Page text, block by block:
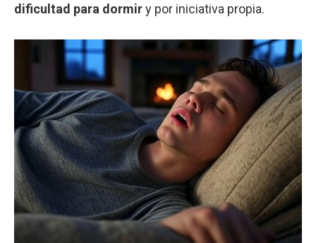
dificultad para dormiry por iniciativa propia.